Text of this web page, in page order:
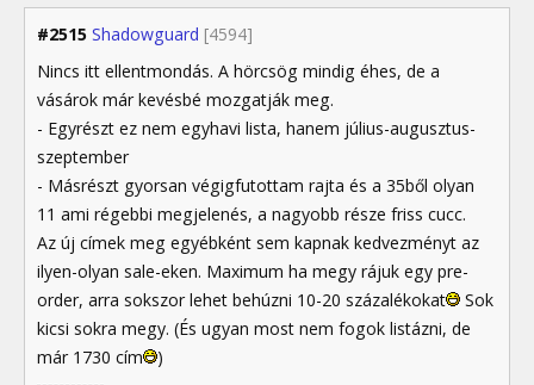
#2515 Shadowguard [4594]
Nincs itt ellentmondás. A hörcsög mindig éhes, de a
vásárok már kevésbé mozgatják meg.
- Egyrészt ez nem egyhavi lista, hanem július-augusztus-
szeptember
- Másrészt gyorsan végigfutottam rajta és a 35ből olyan
11 ami régebbi megjelenés, a nagyobb része friss cucc.
Az új címek meg egyébként sem kapnak kedvezményt az
ilyen-olyan sale-eken. Maximum ha megy rájuk egy pre-
order, arra sokszor lehet behúzni 10-20 százalékokat
Sok
kicsi sokra megy. (És ugyan most nem fogok listázni, de
már 1730 cím
)